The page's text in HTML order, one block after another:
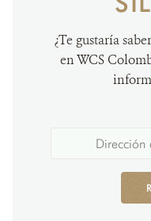
¿Te gustaría
en WCS